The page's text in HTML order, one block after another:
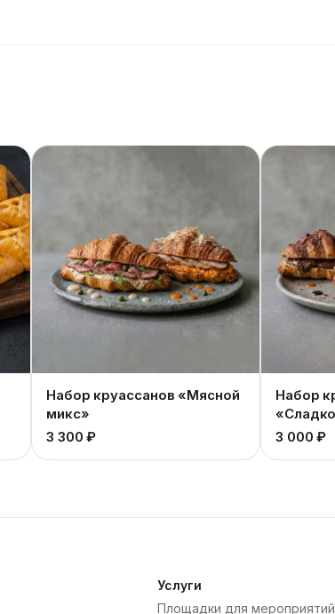
Набор круассанов «Мясной
микс»
3 300 ₽
Набор
3 000 ₽
Услуги
Площадки для мероприятий